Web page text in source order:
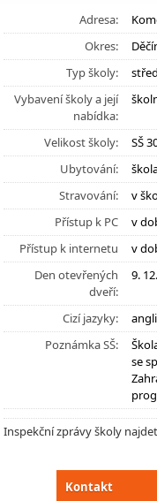
Adresa:
Okres:
Typ školy:
Vybavení školy a její
nabídka:
Velikost školy:
SŠ
Ubytování:
Stravování:
v
Přístup k PC
v
Přístup k internetu
v
Den otevřených
dveří:
9.
Cizí jazyky:
Poznámka SŠ:
se
Inspekční zprávy školy
Kontakt